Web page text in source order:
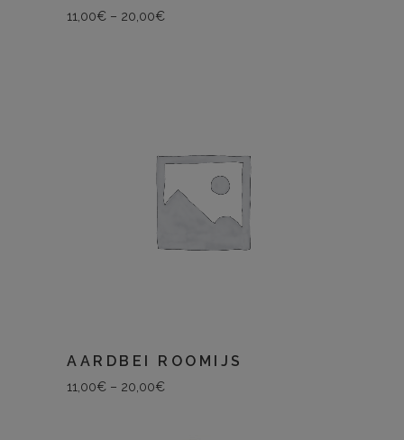
11,00€ – 20,00€
AARDBEI ROOMIJS
11,00€ – 20,00€